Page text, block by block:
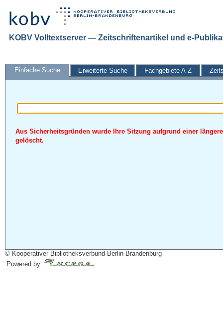
KOBV Volltextserver — Zeitschriftenartikel und e-
Einfache Suche Erweiterte Suche Fachgebiete A-Z
Aus Sicherheitsgründen wurde Ihre Sitzung aufgrund einer
gelöscht.
© Kooperativer Bibliotheksverbund Berlin-Brandenburg
Powered by: